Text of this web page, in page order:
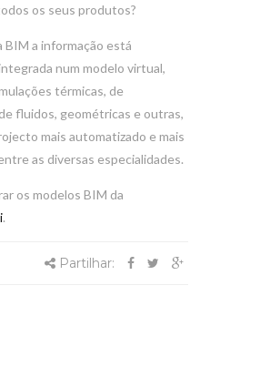
os seus produtos?
BIM a informação está
num modelo virtual,
térmicas, de
fluidos, geométricas e outras,
mais automatizado e mais
as diversas especialidades.
os modelos BIM da
.
Partilhar: